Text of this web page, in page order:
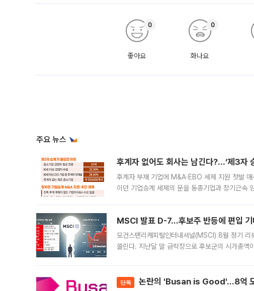
좋아요
0
화나요
0
주요 뉴스
후계자 없어도 회사는 남긴다?…‘제3자
후계자 부재 기업에 M&A·EBO 세제 지원 첫발
이던 기업승계 세제의 문을 동종기업과 장기근속
MSCI 발표 D-7…후보주 반등에 편입 기
모건스탠리캐피털인터내셔널(MSCI) 8월 정기 리
쏠린다. 지난달 말 급락장으로 후보군의 시가총액
단독 논란의 'Busan is Good'…8억 도